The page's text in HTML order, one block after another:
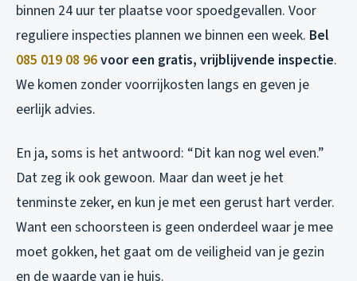
binnen 24 uur ter plaatse voor spoedgevallen. Voor
reguliere inspecties plannen we binnen een week. Bel
085 019 08 96voor een gratis, vrijblijvende inspectie.
We komen zonder voorrijkosten langs en geven je
eerlijk advies.
En ja, soms is het antwoord: “Dit kan nog wel even.”
Dat zeg ik ook gewoon. Maar dan weet je het
tenminste zeker, en kun je met een gerust hart verder.
Want een schoorsteen is geen onderdeel waar je mee
moet gokken, het gaat om de veiligheid van je gezin
en de waarde van je huis.